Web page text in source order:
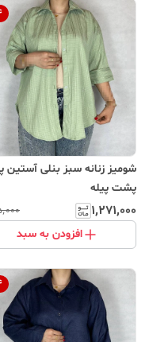
شومیز زنانه سبز
پشت پیله
۱٬۲۷۱٬۰۰۰
افزودن به سبد